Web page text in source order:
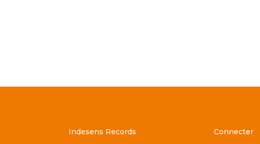
Indesens Records Connecter